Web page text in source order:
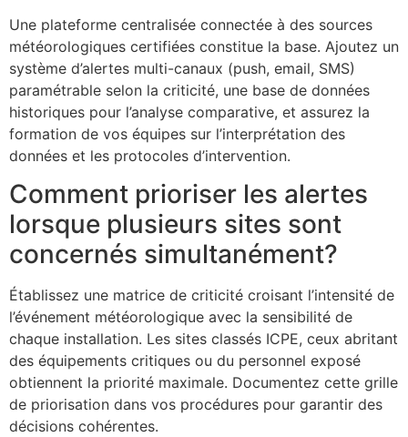
Une plateforme centralisée connectée à des sources
météorologiques certifiées constitue la base. Ajoutez un
système d’alertes multi-canaux (push, email, SMS)
paramétrable selon la criticité, une base de données
historiques pour l’analyse comparative, et assurez la
formation de vos équipes sur l’interprétation des
données et les protocoles d’intervention.
Comment prioriser les alertes
lorsque plusieurs sites sont
concernés simultanément?
Établissez une matrice de criticité croisant l’intensité de
l’événement météorologique avec la sensibilité de
chaque installation. Les sites classés ICPE, ceux abritant
des équipements critiques ou du personnel exposé
obtiennent la priorité maximale. Documentez cette grille
de priorisation dans vos procédures pour garantir des
décisions cohérentes.